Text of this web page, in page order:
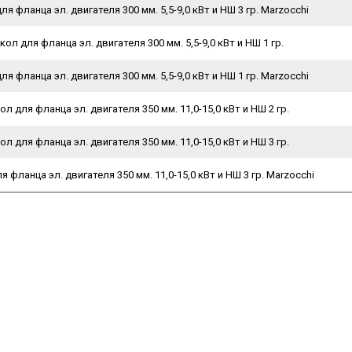
фланца эл. двигателя 300 мм. 5,5-9,0 кВт и НШ 3 гр. Marzocchi
для фланца эл. двигателя 300 мм. 5,5-9,0 кВт и НШ 1 гр.
фланца эл. двигателя 300 мм. 5,5-9,0 кВт и НШ 1 гр. Marzocchi
для фланца эл. двигателя 350 мм. 11,0-15,0 кВт и НШ 2 гр.
для фланца эл. двигателя 350 мм. 11,0-15,0 кВт и НШ 3 гр.
фланца эл. двигателя 350 мм. 11,0-15,0 кВт и НШ 3 гр. Marzocchi